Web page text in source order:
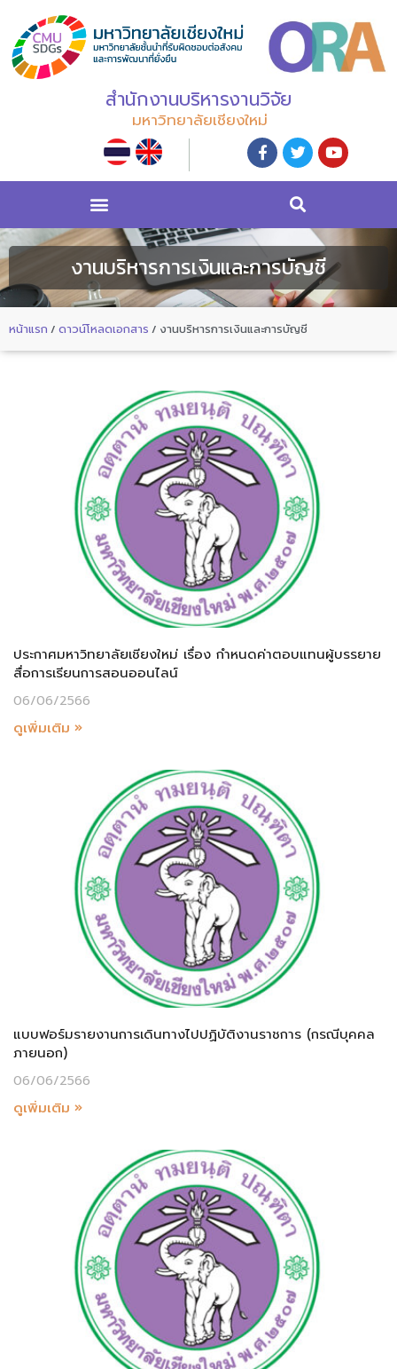
สำนักงานบริหารงานวิจัย
มหาวิทยาลัยเชียงใหม่
งานบริหารการเงินและการบัญชี
หน้าแรก / ดาวน์โหลดเอกสาร / งานบริหารการเงินและการบัญชี
ประกาศมหาวิทยาลัยเชียงใหม่ เรื่อง กำหนดค่าตอบแทนผู้บรรยาย
สื่อการเรียนการสอนออนไลน์
06/06/2566
ดูเพิ่มเติม »
แบบฟอร์มรายงานการเดินทางไปปฏิบัติงานราชการ (กรณีบุคคล
ภายนอก)
06/06/2566
ดูเพิ่มเติม »